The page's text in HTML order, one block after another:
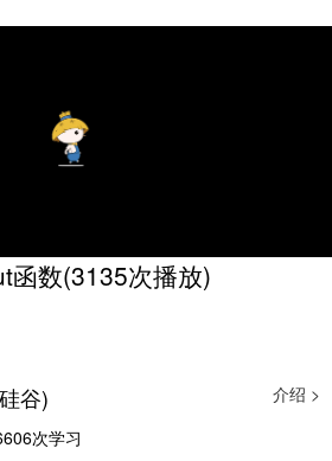
函数(3135次播放)
介绍 >
谷)
次学习